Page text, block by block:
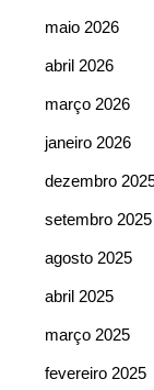
maio 2026
abril 2026
março 2026
janeiro 2026
dezembro
setembro 2025
agosto 2025
abril 2025
março 2025
fevereiro 2025